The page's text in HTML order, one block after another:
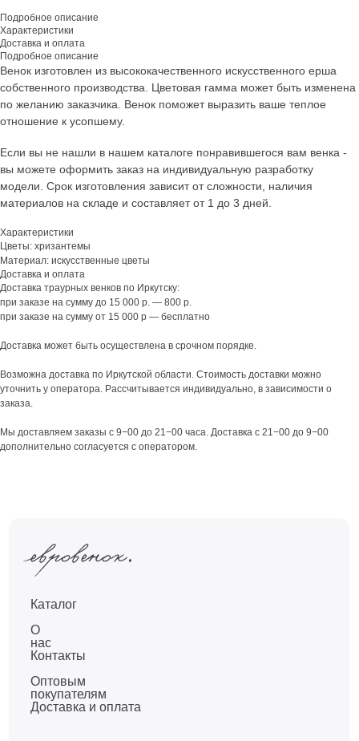
Подробное описание
Характеристики
Доставка и оплата
Подробное описание
Венок изготовлен из высококачественного искусственного ерша
собственного производства. Цветовая гамма может быть изменена
по желанию заказчика. Венок поможет выразить ваше теплое
отношение к усопшему.
Если вы не нашли в нашем каталоге понравившегося вам венка -
вы можете оформить заказ на индивидуальную разработку
модели. Срок изготовления зависит от сложности, наличия
материалов на складе и составляет от 1 до 3 дней.
Характеристики
Цветы: хризантемы
Материал: искусственные цветы
Доставка и оплата
Доставка траурных венков по Иркутску:
при заказе на сумму до 15 000 р. — 800 р.
при заказе на сумму от 15 000 р — бесплатно
Доставка может быть осуществлена в срочном порядке.
Возможна доставка по Иркутской области. Стоимость доставки можно
уточнить у оператора. Рассчитывается индивидуально, в зависимости о
заказа.
Мы доставляем заказы с 9−00 до 21−00 часа. Доставка с 21−00 до 9−00
дополнительно согласуется с оператором.
Каталог
О
нас
Контакты
Оптовым
покупателям
Доставка и оплата